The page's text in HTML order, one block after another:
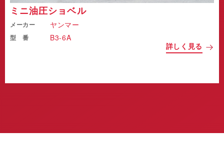
ミニ油圧ショベル
メーカー ヤンマー
型 番 B3-6A
詳しく見る